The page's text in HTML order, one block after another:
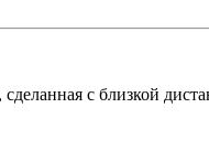
сделанная с близкой